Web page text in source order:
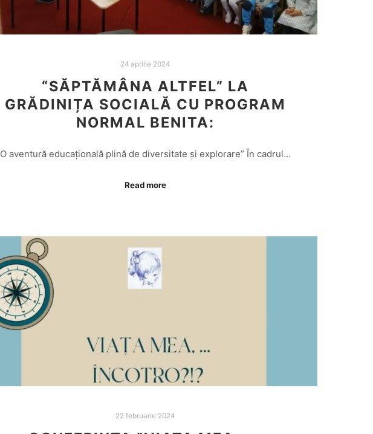
24 aprilie 2024
“SĂPTĂMÂNA ALTFEL” LA
GRĂDINIȚA SOCIALĂ CU PROGRAM
NORMAL BENITA:
O aventură educațională plină de diversitate și explorare” În cadrul…
Read more
22 februarie 2024